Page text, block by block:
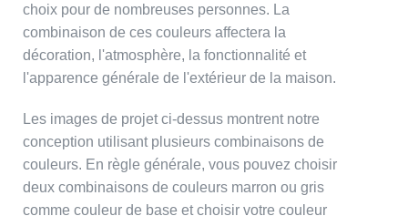
choix pour de nombreuses personnes. La
combinaison de ces couleurs affectera la
décoration, l'atmosphère, la fonctionnalité et
l'apparence générale de l'extérieur de la maison.
Les images de projet ci-dessus montrent notre
conception utilisant plusieurs combinaisons de
couleurs. En règle générale, vous pouvez choisir
deux combinaisons de couleurs marron ou gris
comme couleur de base et choisir votre couleur